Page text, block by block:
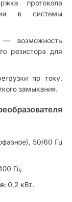
протокола
в системы
возможность
резистора для
по току,
замыкания.
50/60 Гц
Гц.
0,2 кВт.